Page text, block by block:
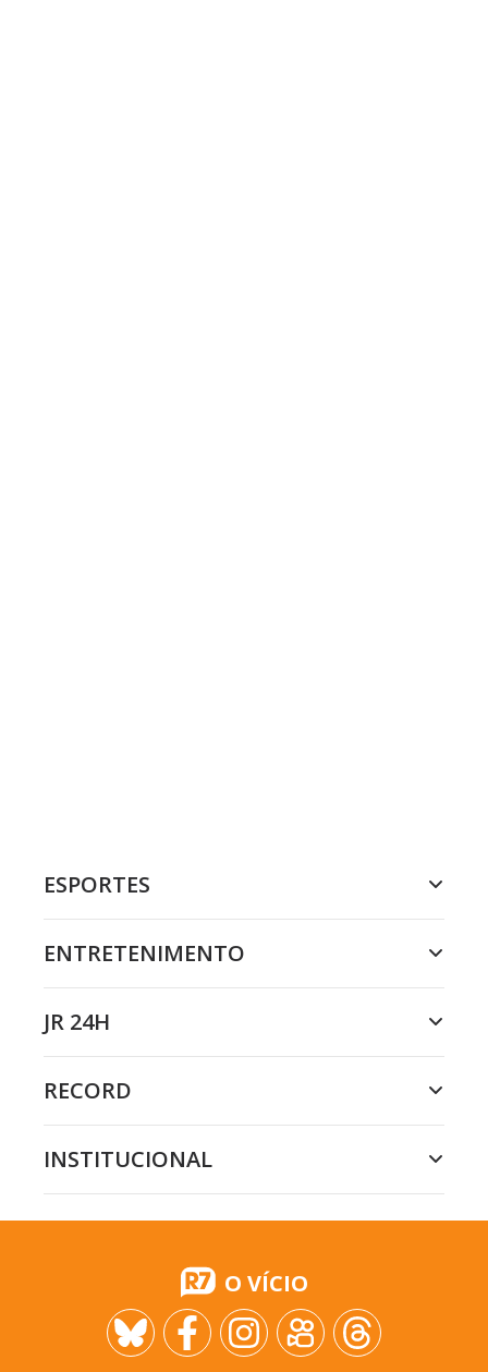
ESPORTES
ENTRETENIMENTO
JR 24H
RECORD
INSTITUCIONAL
O VÍCIO